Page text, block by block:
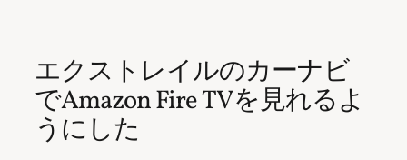
エクストレイルのカーナビ
でAmazon Fire TVを見れるよ
うにした